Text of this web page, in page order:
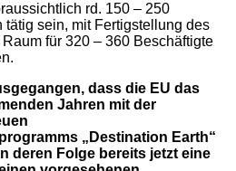
rd. 150 – 250
tätig sein, mit Fertigstellung des
für 320 – 360 Beschäftigte
dass die EU das
Jahren mit der
„Destination Earth“
deren Folge bereits jetzt eine